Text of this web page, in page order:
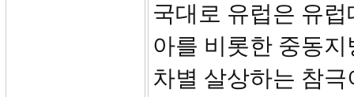
국대로 유럽은 유
아를 비롯한 중동
차별 살상하는 참